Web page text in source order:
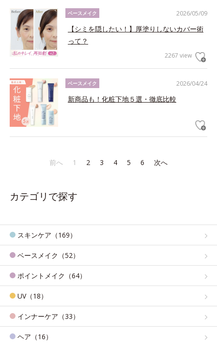
2026/05/09
ベースメイク
【シミを隠したい！】厚塗りしないカバー術
って？
2267 view
2026/04/24
ベースメイク
新商品も！化粧下地５選・徹底比較
前へ 1 2 3 4 5 6 次へ
カテゴリで探す
スキンケア（169）
ベースメイク（52）
ポイントメイク（64）
UV（18）
インナーケア（33）
ヘア（16）